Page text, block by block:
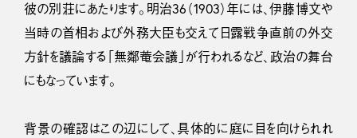
彼の別荘にあたります。明治36（1903）年には、伊藤博文や
当時の首相および外務大臣も交えて日露戦争直前の外交
方針を議論する「無鄰菴会議」が行われるなど、政治の舞台
にもなっています。
背景の確認はこの辺にして、具体的に庭に目を向けられれ